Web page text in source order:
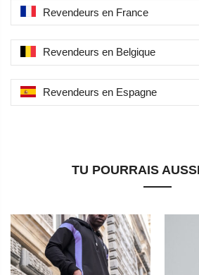
Revendeurs en France
Revendeurs en Belgique
Revendeurs en Espagne
TU POURRAIS